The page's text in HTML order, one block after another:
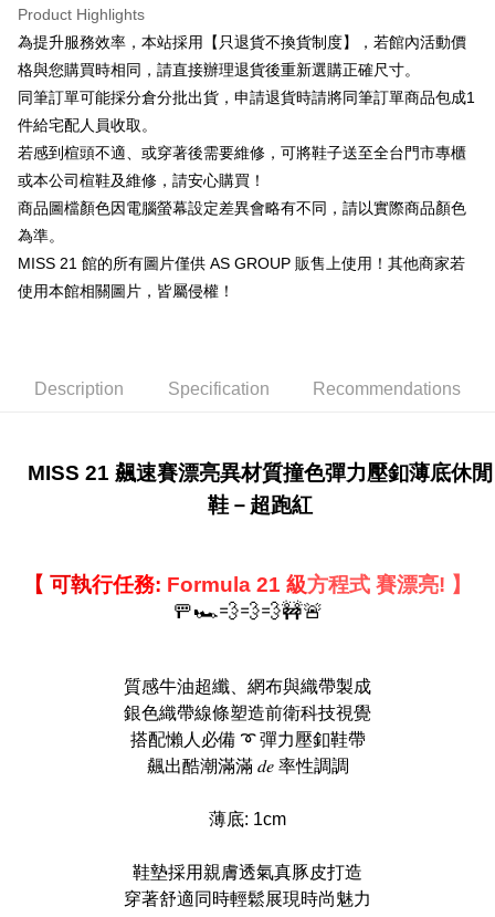
Union Bank of Taiwan
Yuanta Commercial Bank
Bank SinoPac
E.SUN Commercial Bank
DBS Bank
Taishin International Bank
CTBC Bank
Taiwan Rakuten Card, Inc.
Taiwan Business Bank
HSBC Bank (Taiwan) Limited
Hwatai Bank
Far Eastern International Bank
Yuanta Commercial Bank
Bank SinoPac
E.SUN Commercial Bank
DBS Bank
Taishin International Bank
Taiwan Rakuten Card, Inc.
Taiwan Business Bank
Taichung Commercial Bank
HSBC Bank (Taiwan) Limited
Hwatai Bank
Union Bank of Taiwan
Far Eastern International Bank
Bank SinoPac
E.SUN Commercial Bank
Taishin International Bank
CTBC Bank
Taiwan Rakuten Card, Inc.
Easy Wallet
Google Pay
Shipping Method
宅配
Free shipping
離島宅配
NT$280/order
Product Highlights
為提升服務效率，本站採用【只退貨不換貨制度】，若館內活動價
格與您購買時相同，請直接辦理退貨後重新選購正確尺寸。
同筆訂單可能採分倉分批出貨，申請退貨時請將同筆訂單商品包成1
件給宅配人員收取。
若感到楦頭不適、或穿著後需要維修，可將鞋子送至全台門市專櫃
或本公司楦鞋及維修，請安心購買！
商品圖檔顏色因電腦螢幕設定差異會略有不同，請以實際商品顏色
為準。
MISS 21 館的所有圖片僅供 AS GROUP 販售上使用！其他商家若
使用本館相關圖片，皆屬侵權！
Description Specification Recommendations
MISS 21 飆速賽漂亮異材質撞色彈力壓釦薄底休閒
鞋－超跑紅
【 可執行任務: Formula 21 級方程式 賽漂亮! 】
🚥🏎️💨💨💨🚧🚨
質感牛油超纖、網布與織帶製成
銀色織帶線條塑造前衛科技視覺
搭配懶人必備 ➰ 彈力壓釦鞋帶
飆出酷潮滿滿 𝑑𝑒 率性調調
薄底: 1cm
鞋墊採用親膚透氣真豚皮打造
穿著舒適同時輕鬆展現時尚魅力